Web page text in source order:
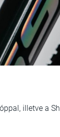
illetve a